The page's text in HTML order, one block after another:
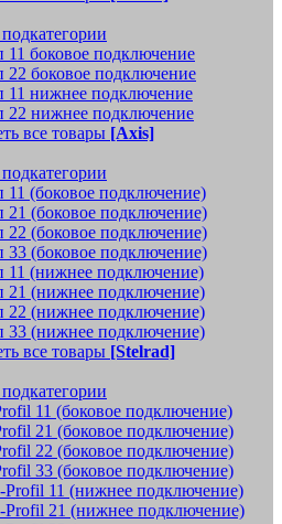
11 боковое подключение
22 боковое подключение
11 нижнее подключение
22 нижнее подключение
все товары [Axis]
11 (боковое подключение)
21 (боковое подключение)
22 (боковое подключение)
33 (боковое подключение)
11 (нижнее подключение)
21 (нижнее подключение)
22 (нижнее подключение)
33 (нижнее подключение)
все товары [Stelrad]
11 (боковое подключение)
21 (боковое подключение)
22 (боковое подключение)
33 (боковое подключение)
11 (нижнее подключение)
21 (нижнее подключение)